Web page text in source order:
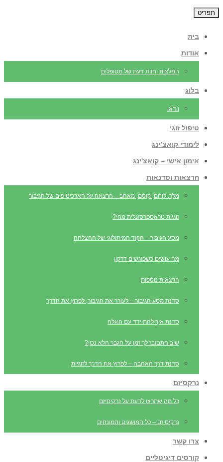
תפריט
בית
אודות
המלצות וחוות דעת של מטופלים
בלוג
וידאו
טיפול זוגי
לימודי קואצ’ינג
אימון אישי – קואצ'ינג
הרצאות וסדנאות
מלך, לוחם, קוסם, מאהב – הרצאה על הארכיטיפים של הגיבור
זוגיות טראספרסונלית מהי?
מסע הגיבור – הקוד המיתולוגי של ההצלחה
מה עושים כשפוגשים דרקון
הרצאות נוספות
סדנת מסע הגיבור – לעורר את הגיבור, לפרוץ את הדרך
סדנת איך להתיידד עם האלה
שוב התבזבז לך זמן על הגבר הלא נכון?
סדנת דרך האהבה – לפרוץ את הדרך לזוגיות
נרקסיזם
כל מה שתרצו לדעת על נרקיסיזם
נרקיסיזם – כל המושגים והמונחים
צרו קשר
קורסים דיגיטליים